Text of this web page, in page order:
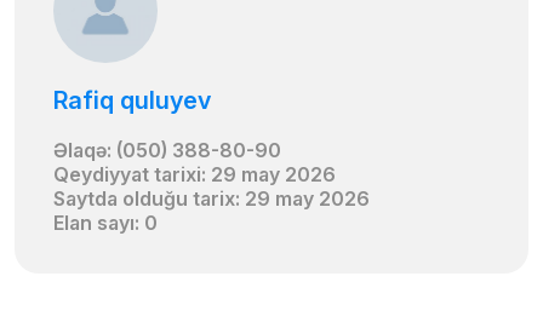
Rafiq quluyev
Əlaqə: (050) 388-80-90
Qeydiyyat tarixi: 29 may 2026
Saytda olduğu tarix: 29 may 2026
Elan sayı: 0